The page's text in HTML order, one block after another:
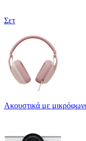
Σετ
Ακουστικά με